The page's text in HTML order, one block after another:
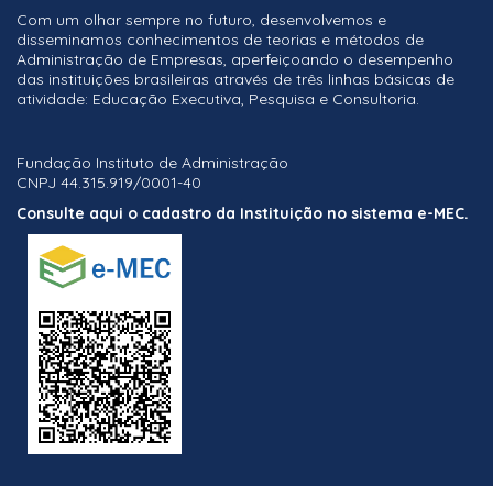
Com um olhar sempre no futuro, desenvolvemos e
disseminamos conhecimentos de teorias e métodos de
Administração de Empresas, aperfeiçoando o desempenho
das instituições brasileiras através de três linhas básicas de
atividade: Educação Executiva, Pesquisa e Consultoria.
Fundação Instituto de Administração
CNPJ 44.315.919/0001-40
Consulte aqui o cadastro da Instituição no sistema e-MEC.